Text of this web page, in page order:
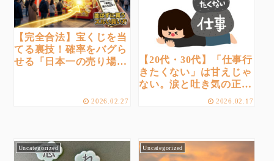
【完全合法】宝くじを当
てる裏技！確率をバグら
せる「日本一の売り場」
2026.02.27
【20代・30代】「仕事行
きたくない」は甘えじゃ
ない。涙と吐き気の正体
を解明する10人の体験談
2026.02.17
Uncategorized Uncategorized